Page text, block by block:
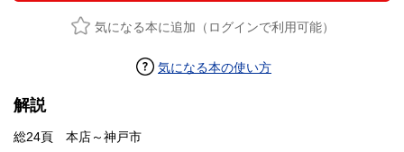
気になる本に追加（ログインで利用可能）
気になる本の使い方
解説
総24頁 本店～神戸市